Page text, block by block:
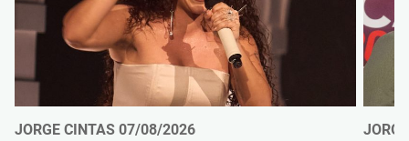
JORGE CINTAS 07/08/2026